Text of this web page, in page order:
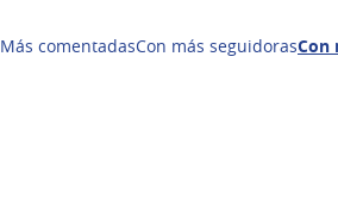
Más comentadasCon más seguidorasCon